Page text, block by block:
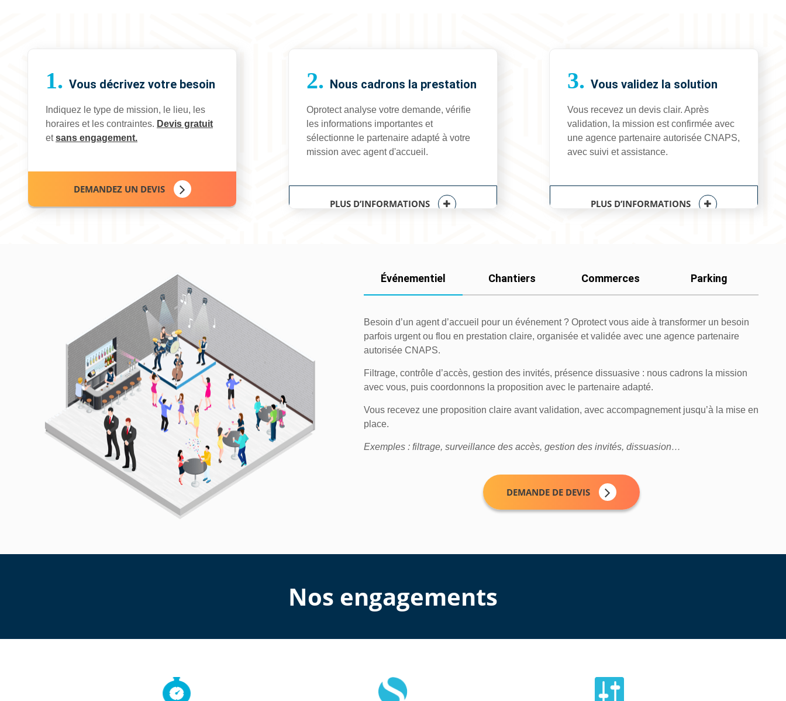
1. Vous décrivez votre besoin
Indiquez le type de mission, le lieu, les
horaires et les contraintes. Devis gratuit
etsans engagement.
DEMANDEZ UN DEVIS
2. Nous cadrons la prestation
Oprotectanalyse votre demande, vérifie
les informations importantes et
sélectionne le partenaire adapté à votre
mission avec agent d'accueil.
PLUS D’INFORMATIONS
3. Vous validez la solution
Vous recevez un devis clair. Après
validation, la mission est confirmée avec
une agence partenaire autorisée CNAPS,
avec suivi et assistance.
PLUS D’INFORMATIONS
Événementiel Chantiers Commerces Parking
Besoin d’un agent d’accueil pour un événement ? Oprotect vous aide à transformer un besoin
parfois urgent ou flou en prestation claire, organisée et validée avec une agence partenaire
autorisée CNAPS.
Filtrage, contrôle d’accès, gestion des invités, présence dissuasive : nous cadrons la mission
avec vous, puis coordonnons la proposition avec le partenaire adapté.
Vous recevez une proposition claire avant validation, avec accompagnement jusqu’à la mise en
place.
Exemples : filtrage, surveillance des accès, gestion des invités, dissuasion…
DEMANDE DE DEVIS
Nos engagements